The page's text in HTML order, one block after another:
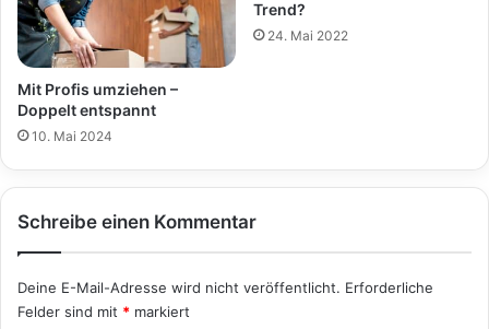
Mit Profis umziehen –
Doppelt entspannt
10. Mai 2024
Trend?
24. Mai 2022
Schreibe einen Kommentar
Deine E-Mail-Adresse wird nicht veröffentlicht. Erforderliche
Felder sind mit * markiert